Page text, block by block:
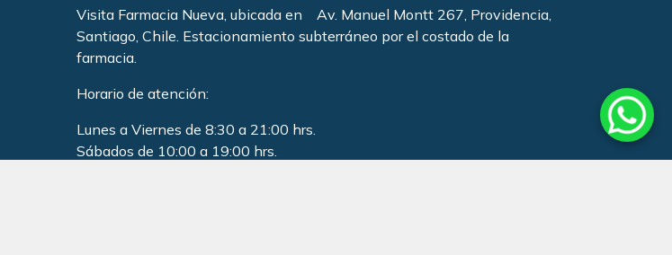
Visita Farmacia Nueva, ubicada en Av. Manuel Montt 267, Providencia,
Santiago, Chile. Estacionamiento subterráneo por el costado de la
farmacia
Horario de atención:
Lunes a Viernes de 8:30 a 21:00 hrs.
Sábados de 10:00 a 19:00 hrs.